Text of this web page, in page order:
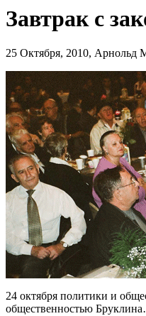
Завтрак с
25 Октября, 2010, Арнольд
24 октября политики и
общественностью